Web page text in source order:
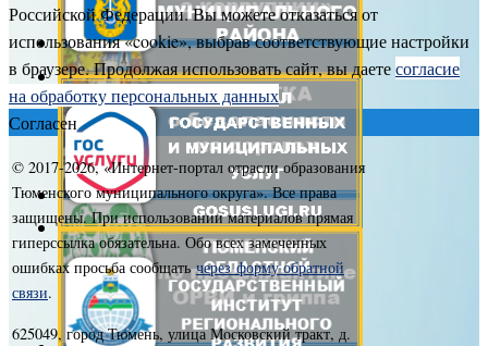
Российской Федерации. Вы можете отказаться от
использования «cookie», выбрав соответствующие настройки
в браузере. Продолжая использовать сайт, вы даетесогласие
на обработку персональных данных
Согласен
© 2017-2026, «Интернет-портал отрасли образования
Тюменского муниципального округа». Все права
защищены. При использовании материалов прямая
гиперссылка обязательна. Обо всех замеченных
ошибках просьба сообщатьчерез форму обратной
связи.
625049, город Тюмень, улица Московский тракт, д.